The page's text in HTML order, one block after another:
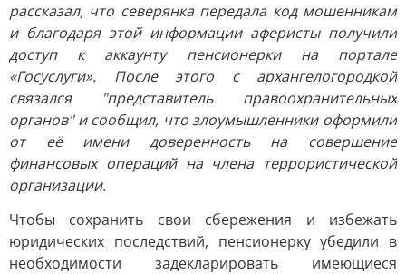
рассказал, что северянка передала код мошенникам
и благодаря этой информации аферисты получили
доступ к аккаунту пенсионерки на портале
«Госуслуги». После этого с архангелогородкой
связался "представитель правоохранительных
органов" и сообщил, что злоумышленники оформили
от её имени доверенность на совершение
финансовых операций на члена террористической
организации.
Чтобы сохранить свои сбережения и избежать
юридических последствий, пенсионерку убедили в
необходимости задекларировать имеющиеся